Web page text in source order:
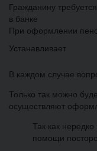
Гражданину
в банке
При оформлении
Устанавливает
В каждом случае
Только так можно
осуществляют
Так как
помощи